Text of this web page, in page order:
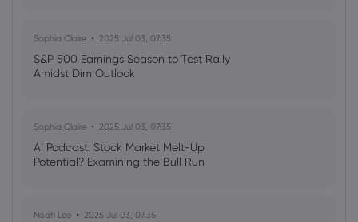
Sophia Claire 2025 Jul 03, 07:35
S&P 500 Earnings Season to Test Rally
Amidst Dim Outlook
Sophia Claire 2025 Jul 03, 07:35
AI Podcast: Stock Market Melt-Up
Potential? Examining the Bull Run
Noah Lee 2025 Jul 03, 07:35